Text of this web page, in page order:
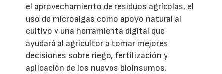
el aprovechamiento de residuos agrícolas, el
uso de microalgas como apoyo natural al
cultivo y una herramienta digital que
ayudará al agricultor a tomar mejores
decisiones sobre riego, fertilización y
aplicación de los nuevos bioinsumos.